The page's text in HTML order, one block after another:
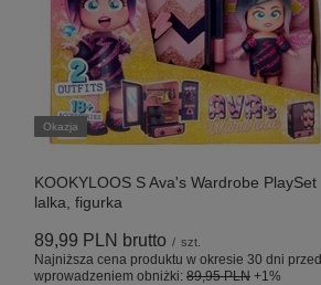
Okazja
KOOKYLOOS S Ava's Wardrobe PlaySet
lalka, figurka
89,99 PLN brutto / szt.
Najniższa cena produktu w okresie 30 dni przed
wprowadzeniem obniżki: 89,95 PLN +1%